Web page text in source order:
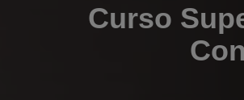
Curso